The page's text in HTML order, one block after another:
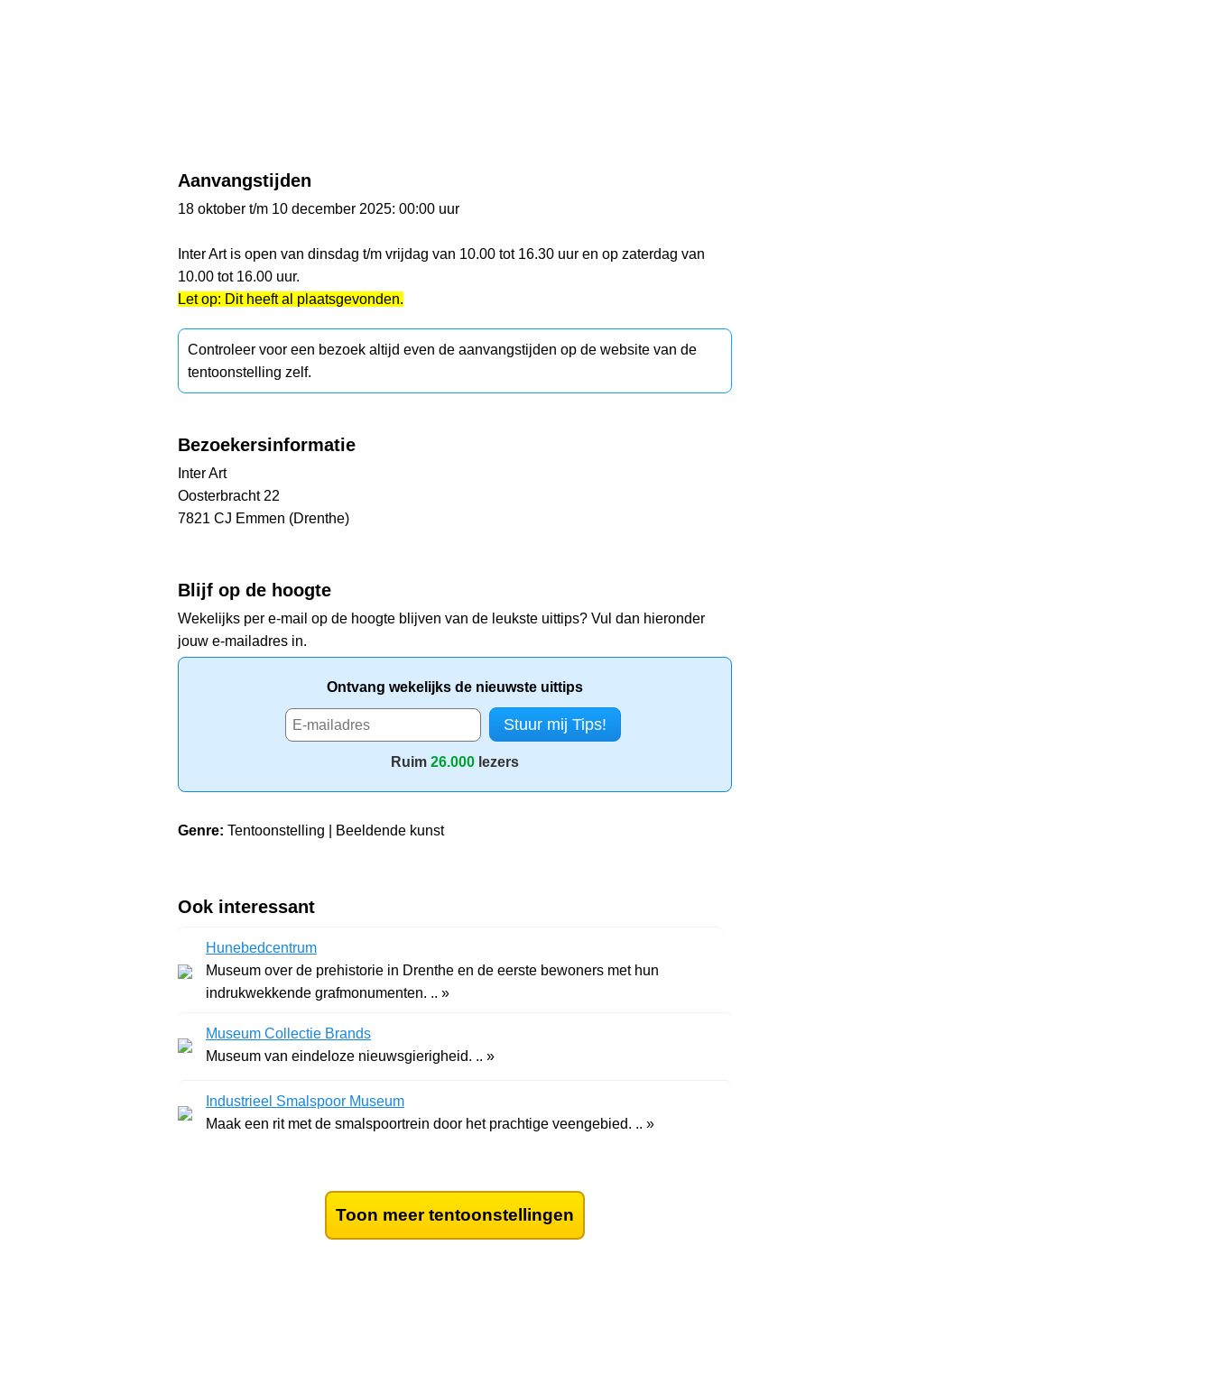
Aanvangstijden
18 oktober t/m 10 december 2025: 00:00 uur
Inter Art is open van dinsdag t/m vrijdag van 10.00 tot 16.30 uur en op zaterdag van
10.00 tot 16.00 uur.
Let op: Dit heeft al plaatsgevonden.
Controleer voor een bezoek altijd even de aanvangstijden op de website van de
tentoonstelling zelf.
Bezoekersinformatie
Inter Art
Oosterbracht 22
7821 CJ Emmen (Drenthe)
Blijf op de hoogte
Wekelijks per e-mail op de hoogte blijven van de leukste uittips? Vul dan hieronder
jouw e-mailadres in.
Ontvang wekelijks de nieuwste uittips
Ruim 26.000 lezers
Genre: Tentoonstelling | Beeldende kunst
Ook interessant
Hunebedcentrum
Museum over de prehistorie in Drenthe en de eerste bewoners met hun
indrukwekkende grafmonumenten. .. »
Museum Collectie Brands
Museum van eindeloze nieuwsgierigheid. .. »
Industrieel Smalspoor Museum
Maak een rit met de smalspoortrein door het prachtige veengebied. .. »
Toon meer tentoonstellingen